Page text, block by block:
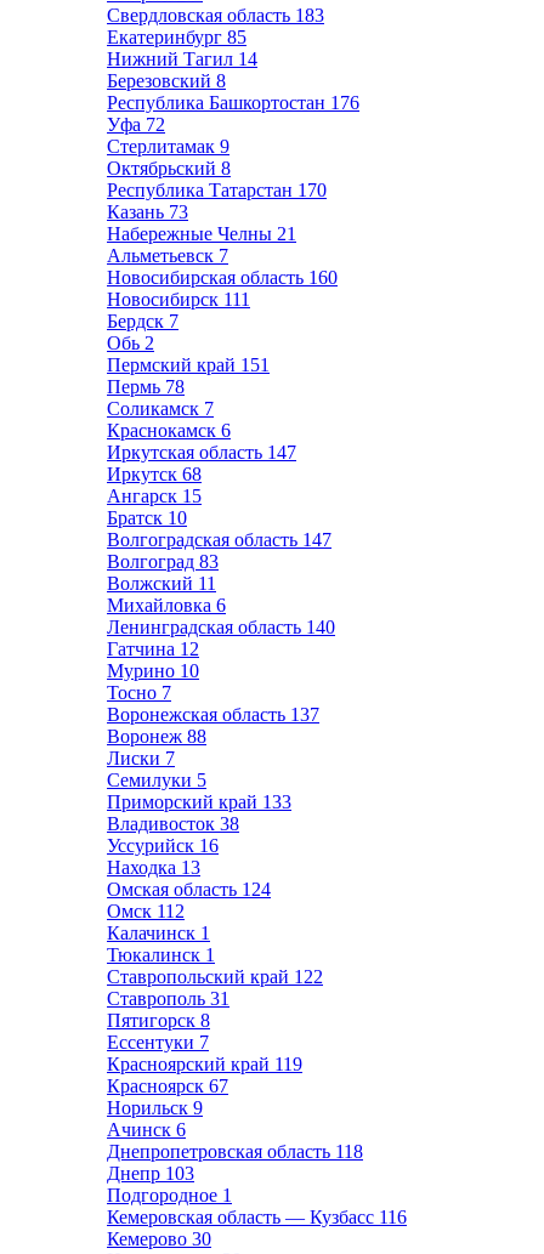
Свердловская область 183
Екатеринбург 85
Нижний Тагил 14
Березовский 8
Республика Башкортостан 176
Уфа 72
Стерлитамак 9
Октябрьский 8
Республика Татарстан 170
Казань 73
Набережные Челны 21
Альметьевск 7
Новосибирская область 160
Новосибирск 111
Бердск 7
Обь 2
Пермский край 151
Пермь 78
Соликамск 7
Краснокамск 6
Иркутская область 147
Иркутск 68
Ангарск 15
Братск 10
Волгоградская область 147
Волгоград 83
Волжский 11
Михайловка 6
Ленинградская область 140
Гатчина 12
Мурино 10
Тосно 7
Воронежская область 137
Воронеж 88
Лиски 7
Семилуки 5
Приморский край 133
Владивосток 38
Уссурийск 16
Находка 13
Омская область 124
Омск 112
Калачинск 1
Тюкалинск 1
Ставропольский край 122
Ставрополь 31
Пятигорск 8
Ессентуки 7
Красноярский край 119
Красноярск 67
Норильск 9
Ачинск 6
Днепропетровская область 118
Днепр 103
Подгородное 1
Кемеровская область — Кузбасс 116
Кемерово 30